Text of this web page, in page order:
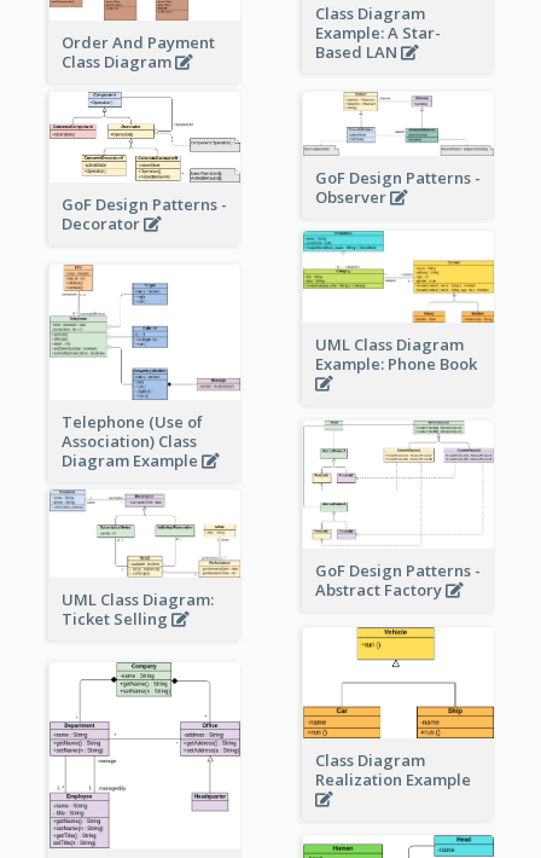
Order And Payment
Class Diagram
Class Diagram
Example: A Star-
Based LAN
GoF Design Patterns -
Decorator
GoF Design Patterns -
Observer
UML Class Diagram
Example: Phone Book
Telephone (Use of
Association) Class
Diagram Example
GoF Design Patterns -
Abstract Factory
UML Class Diagram:
Ticket Selling
Class Diagram
Realization Example